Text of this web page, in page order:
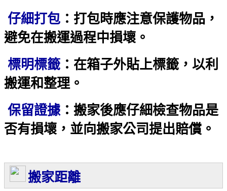
仔細打包 ：打包時應注意保護物品，
避免在搬運過程中損壞。
標明標籤 ：在箱子外貼上標籤，以利
搬運和整理。
保留證據：搬家後應仔細檢查物品是
否有損壞，並向搬家公司提出賠償。
搬家距離